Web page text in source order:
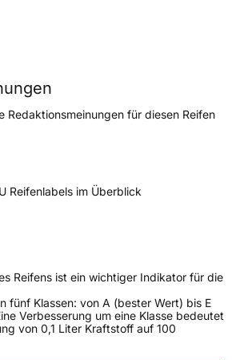
210 km/h
2
Redaktionsmeinungen für diesen Reifen
Reifenlabels im Überblick
Reifens ist ein wichtiger Indikator für die
fünf Klassen: von A (bester Wert) bis E
Verbesserung um eine Klasse bedeutet
von 0,1 Liter Kraftstoff auf 100